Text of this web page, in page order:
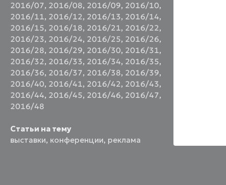
2016/07, 2016/08, 2016/09, 2016/10,
2016/11, 2016/12, 2016/13, 2016/14,
2016/15, 2016/18, 2016/21, 2016/22,
2016/23, 2016/24, 2016/25, 2016/26,
2016/28, 2016/29, 2016/30, 2016/31,
2016/32, 2016/33, 2016/34, 2016/35,
2016/36, 2016/37, 2016/38, 2016/39,
2016/40, 2016/41, 2016/42, 2016/43,
2016/44, 2016/45, 2016/46, 2016/47,
2016/48
Статьи на тему
выставки, конференции, реклама